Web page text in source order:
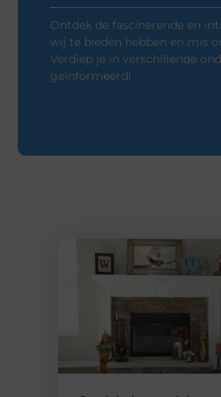
Ontdek de fascinerende en
wij te bieden hebben en mis
Verdiep je in verschillende
geïnformeerd!